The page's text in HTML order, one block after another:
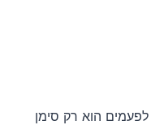
הוא רק סימן